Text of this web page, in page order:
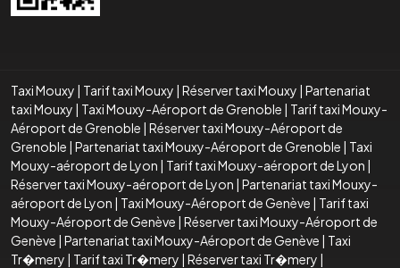
Taxi Mouxy | Tarif taxi Mouxy | Réserver taxi Mouxy | Partenariat
taxi Mouxy | Taxi Mouxy-Aéroport de Grenoble | Tarif taxi Mouxy-
Aéroport de Grenoble | Réserver taxi Mouxy-Aéroport de
Grenoble | Partenariat taxi Mouxy-Aéroport de Grenoble | Taxi
Mouxy-aéroport de Lyon | Tarif taxi Mouxy-aéroport de Lyon |
Réserver taxi Mouxy-aéroport de Lyon | Partenariat taxi Mouxy-
aéroport de Lyon | Taxi Mouxy-Aéroport de Genève | Tarif taxi
Mouxy-Aéroport de Genève | Réserver taxi Mouxy-Aéroport de
Genève | Partenariat taxi Mouxy-Aéroport de Genève | Taxi
Tr�mery | Tarif taxi Tr�mery | Réserver taxi Tr�mery |